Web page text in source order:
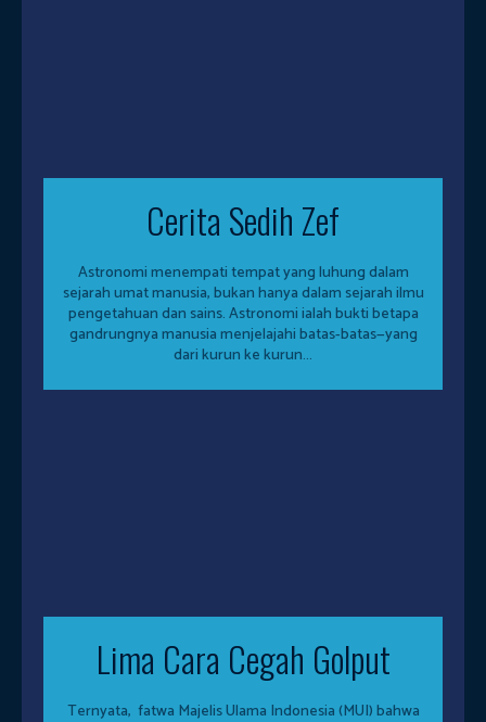
Cerita Sedih Zef
Astronomi menempati tempat yang luhung dalam
sejarah umat manusia, bukan hanya dalam sejarah ilmu
pengetahuan dan sains. Astronomi ialah bukti betapa
gandrungnya manusia menjelajahi batas-batas—yang
dari kurun ke kurun...
Lima Cara Cegah Golput
Ternyata, fatwa Majelis Ulama Indonesia (MUI) bahwa